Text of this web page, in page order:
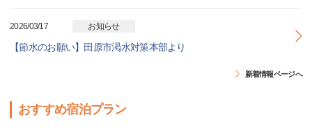
2026/03/17 お知らせ
【節水のお願い】田原市渇水対策本部より
新着情報ページへ
おすすめ宿泊プラン